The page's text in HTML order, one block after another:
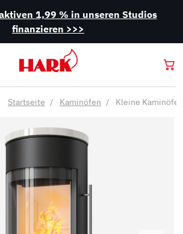
1,99 % in unseren Studios
finanzieren >>>
Startseite Kaminöfen Kleine Kaminöfen